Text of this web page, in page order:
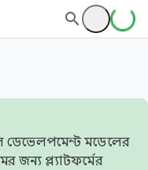
ডেভেলপমেন্ট মডেলের
জন্য প্ল্যাটফর্মের